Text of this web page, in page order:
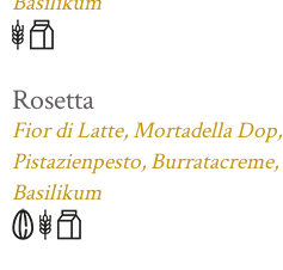
Rosetta
Fior di Latte, Mortadella Dop,
Pistazienpesto, Burratacreme,
Basilikum